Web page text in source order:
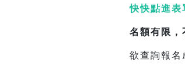
快快點進表
名額有限，
欲查詢報名